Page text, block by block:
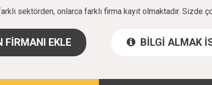
sektörden, onlarca farklı firma kayıt olmaktadır. Sizde
FİRMANI EKLE BİLGİ ALMAK